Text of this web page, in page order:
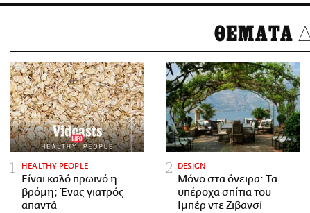
ΘΕΜΑΤΑ
HEALTHY PEOPLE
Είναι καλό πρωινό η
βρόμη; Ένας γιατρός
απαντά
DESIGN
Μόνο στα όνειρα: Τα
υπέροχα σπίτια του
Ιμπέρ ντε Ζιβανσί